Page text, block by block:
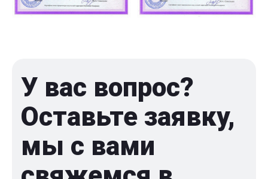
У вас вопрос?
Оставьте заявку,
мы с вами